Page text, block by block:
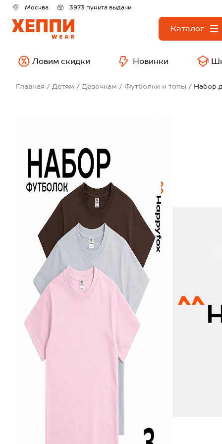
Москва 3973 пункта выдачи
Каталог
Ловим скидки Новинки
Главная Детям Девочкам Футболки и топы Набор